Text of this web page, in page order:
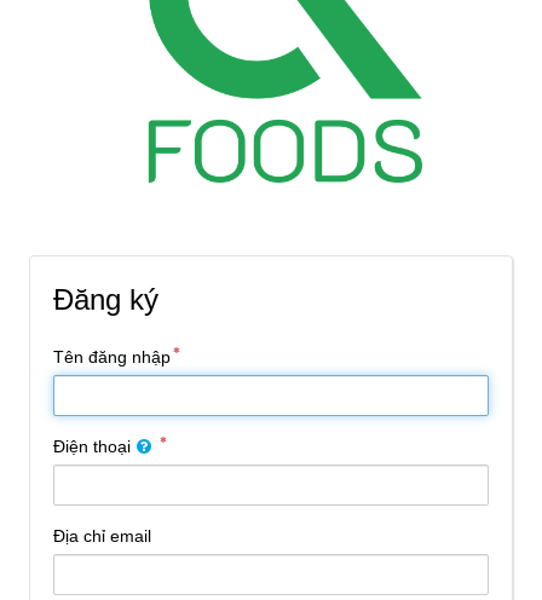
Đăng ký
Tên đăng nhập
Điện thoại
Địa chỉ email